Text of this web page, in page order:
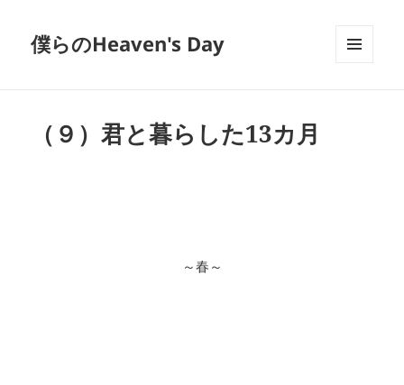
僕らのHeaven's Day
（９）君と暮らした13カ月
～春～